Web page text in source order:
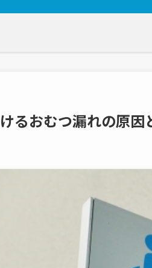
るおむつ漏れの原因